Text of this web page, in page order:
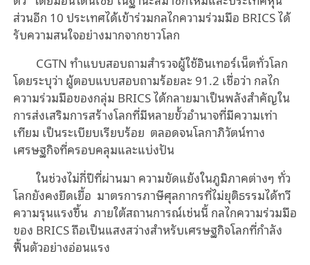
ส่วนอีก 10 ประเทศได้เข้าร่วมกลไกความร่วมมือ BRICS ได้
รับความสนใจอย่างมากจากชาวโลก
CGTN ทำแบบสอบถามสำรวจผู้ใช้อินเทอร์เน็ตทั่วโลก
โดยระบุว่า ผู้ตอบแบบสอบถามร้อยละ 91.2 เชื่อว่า กลไก
ความร่วมมือของกลุ่ม BRICS ได้กลายมาเป็นพลังสำคัญใน
การส่งเสริมการสร้างโลกที่มีหลายขั้วอำนาจที่มีความเท่า
เทียม เป็นระเบียบเรียบร้อย ตลอดจนโลกาภิวัตน์ทาง
เศรษฐกิจที่ครอบคลุมและแบ่งปัน
ในช่วงไม่กี่ปีที่ผ่านมา ความขัดแย้งในภูมิภาคต่างๆ ทั่ว
โลกยังคงยืดเยื้อ มาตรการภาษีศุลกากรที่ไม่ยุติธรรมได้ทวี
ความรุนแรงขึ้น ภายใต้สถานการณ์เช่นนี้ กลไกความร่วมมือ
ของ BRICS ถือเป็นแสงสว่างสำหรับเศรษฐกิจโลกที่กำลัง
ฟื้นตัวอย่างอ่อนแรง